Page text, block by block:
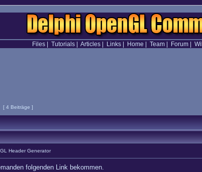
Files| Tutorials| Articles| Links| Home Team| Forum|
[ 4 Beiträge ]
Header Generator
folgenden Link bekommen.